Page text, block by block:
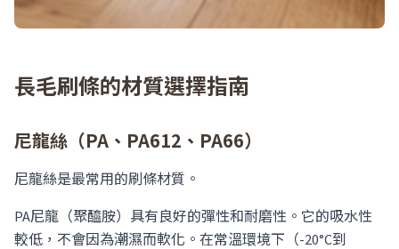
長毛刷條的材質選擇指南
尼龍絲（PA、PA612、PA66）
尼龍絲是最常用的刷條材質。
PA尼龍（聚醯胺）具有良好的彈性和耐磨性。它的吸水性
較低，不會因為潮濕而軟化。在常溫環境下（-20°C到